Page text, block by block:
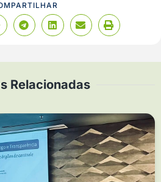
Relacionadas